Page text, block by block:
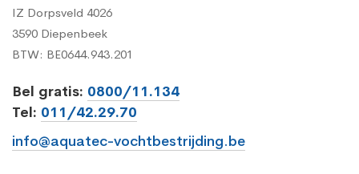
IZ Dorpsveld 4026
3590 Diepenbeek
BTW: BE0644.943.201
Bel gratis: 0800/11.134
Tel: 011/42.29.70
info@aquatec-vochtbestrijding.be